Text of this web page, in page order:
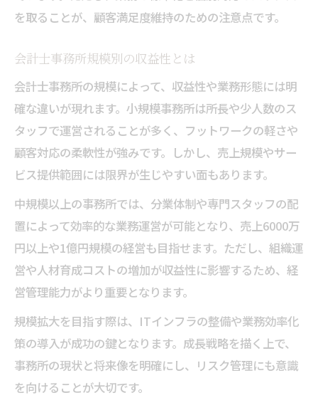
を取ることが、顧客満足度維持のための注意点です。
会計士事務所規模別の収益性とは
会計士事務所の規模によって、収益性や業務形態には明
確な違いが現れます。小規模事務所は所長や少人数のス
タッフで運営されることが多く、フットワークの軽さや
顧客対応の柔軟性が強みです。しかし、売上規模やサー
ビス提供範囲には限界が生じやすい面もあります。
中規模以上の事務所では、分業体制や専門スタッフの配
置によって効率的な業務運営が可能となり、売上6000万
円以上や1億円規模の経営も目指せます。ただし、組織運
営や人材育成コストの増加が収益性に影響するため、経
営管理能力がより重要となります。
規模拡大を目指す際は、ITインフラの整備や業務効率化
策の導入が成功の鍵となります。成長戦略を描く上で、
事務所の現状と将来像を明確にし、リスク管理にも意識
を向けることが大切です。